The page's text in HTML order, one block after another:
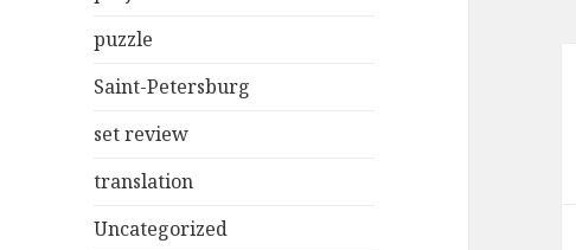
puzzle
Saint-Petersburg
set review
translation
Uncategorized